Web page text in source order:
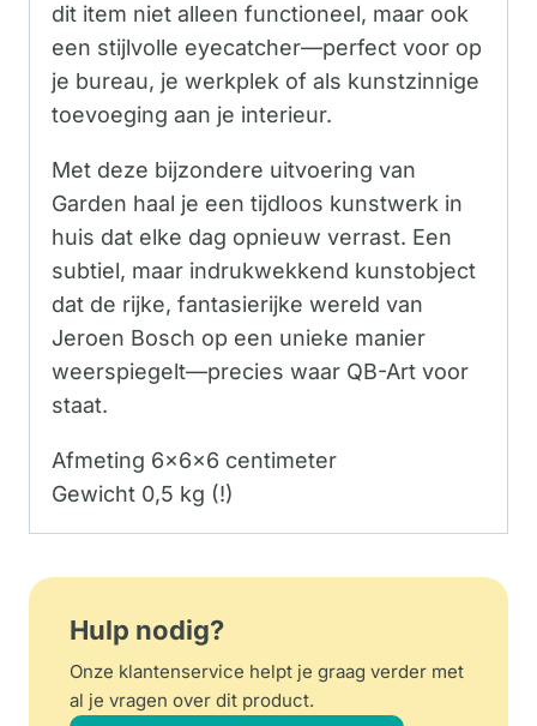
dit item niet alleen functioneel, maar ook
een stijlvolle eyecatcher—perfect voor op
je bureau, je werkplek of als kunstzinnige
toevoeging aan je interieur.
Met deze bijzondere uitvoering van
Garden haal je een tijdloos kunstwerk in
huis dat elke dag opnieuw verrast. Een
subtiel, maar indrukwekkend kunstobject
dat de rijke, fantasierijke wereld van
Jeroen Bosch op een unieke manier
weerspiegelt—precies waar QB-Art voor
staat.
Afmeting 6x6x6 centimeter
Gewicht 0,5 kg (!)
Hulp nodig?
Onze klantenservice helpt je graag verder met
al je vragen over dit product.